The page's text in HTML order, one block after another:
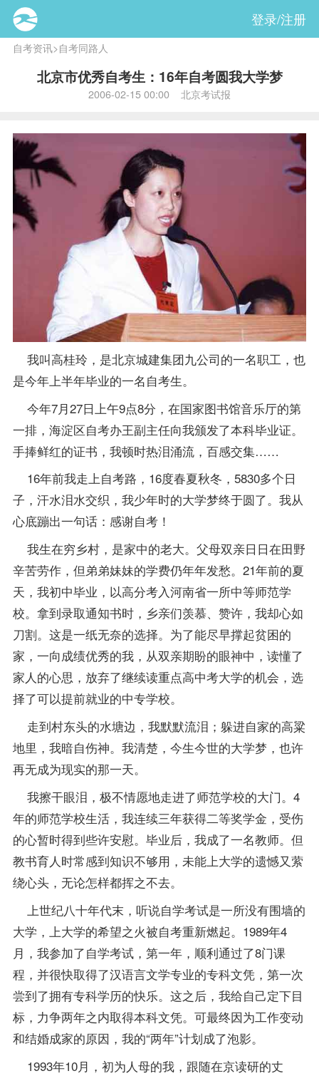
登录/注册
自考资讯>自考同路人
北京市优秀自考生：16年自考圆我大学梦
2006-02-15 00:00 北京考试报
我叫高桂玲，是北京城建集团九公司的一名职工，也
是今年上半年毕业的一名自考生。
今年7月27日上午9点8分，在国家图书馆音乐厅的第
一排，海淀区自考办王副主任向我颁发了本科毕业证。
手捧鲜红的证书，我顿时热泪涌流，百感交集……
16年前我走上自考路，16度春夏秋冬，5830多个日
子，汗水泪水交织，我少年时的大学梦终于圆了。我从
心底蹦出一句话：感谢自考！
我生在穷乡村，是家中的老大。父母双亲日日在田野
辛苦劳作，但弟弟妹妹的学费仍年年发愁。21年前的夏
天，我初中毕业，以高分考入河南省一所中等师范学
校。拿到录取通知书时，乡亲们羡慕、赞许，我却心如
刀割。这是一纸无奈的选择。为了能尽早撑起贫困的
家，一向成绩优秀的我，从双亲期盼的眼神中，读懂了
家人的心思，放弃了继续读重点高中考大学的机会，选
择了可以提前就业的中专学校。
走到村东头的水塘边，我默默流泪；躲进自家的高粱
地里，我暗自伤神。我清楚，今生今世的大学梦，也许
再无成为现实的那一天。
我擦干眼泪，极不情愿地走进了师范学校的大门。4
年的师范学校生活，我连续三年获得二等奖学金，受伤
的心暂时得到些许安慰。毕业后，我成了一名教师。但
教书育人时常感到知识不够用，未能上大学的遗憾又萦
绕心头，无论怎样都挥之不去。
上世纪八十年代末，听说自学考试是一所没有围墙的
大学，上大学的希望之火被自考重新燃起。1989年4
月，我参加了自学考试，第一年，顺利通过了8门课
程 ，并很快取得了汉语言文学专业的专科文凭，第一次
尝到了拥有专科学历的快乐。这之后，我给自己定下目
标，力争两年之内取得本科文凭。可最终因为工作变动
和结婚成家的原因，我的“两年”计划成了泡影。
1993年10月，初为人母的我，跟随在京读研的丈